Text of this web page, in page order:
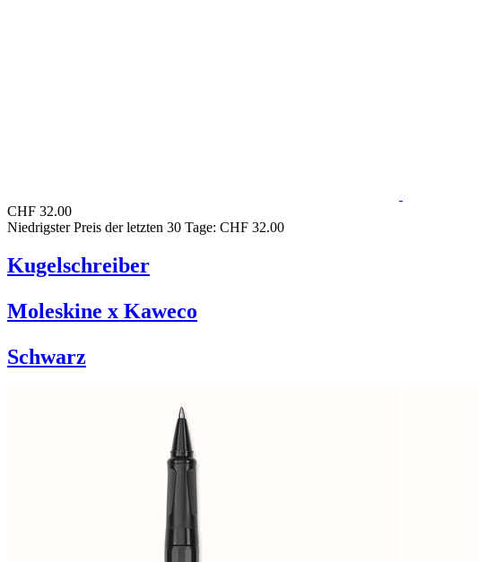
CHF 32.00
Niedrigster Preis der letzten 30 Tage: CHF 32.00
Kugelschreiber
Moleskine x Kaweco
Schwarz